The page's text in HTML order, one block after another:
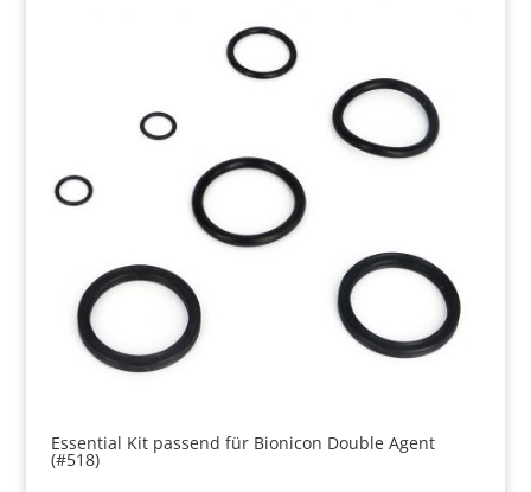
Essential Kit passend für Bionicon Double Agent
(#518)